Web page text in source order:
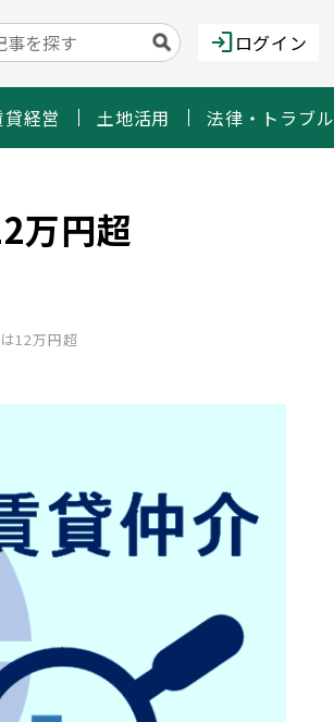
loginログイン
貸経営 土地活用 法律・トラブル
万円超
12万円超